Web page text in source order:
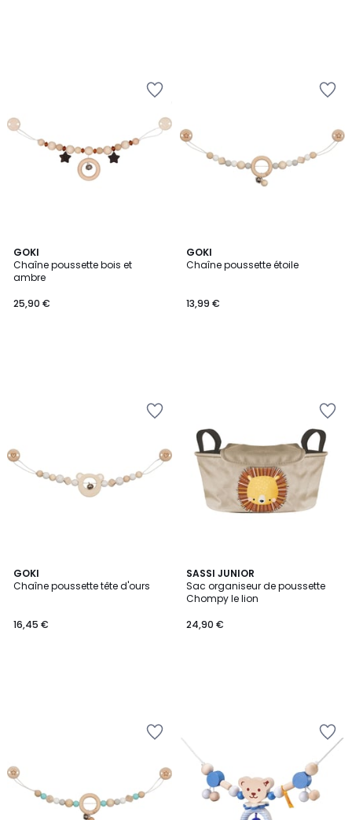
GOKI
Chaîne poussette bois et
ambre
25,90 €
GOKI
Chaîne poussette étoile
13,99 €
GOKI
Chaîne poussette tête d'ours
16,45 €
SASSI JUNIOR
Sac organiseur de poussette
Chompy le lion
24,90 €